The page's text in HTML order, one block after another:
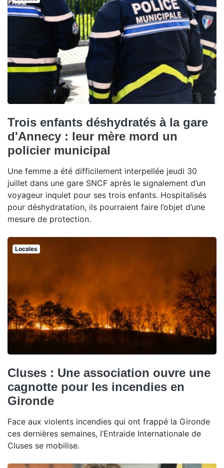
Trois enfants déshydratés à la gare
d'Annecy : leur mère mord un
policier municipal
Une femme a été difficilement interpellée jeudi 30
juillet dans une gare SNCF après le signalement d’un
voyageur inquiet pour ses trois enfants. Hospitalisés
pour déshydratation, ils pourraient faire l’objet d’une
mesure de protection.
Locales
Cluses : Une association ouvre une
cagnotte pour les incendies en
Gironde
Face aux violents incendies qui ont frappé la Gironde
ces dernières semaines, l’Entraide Internationale de
Cluses se mobilise.